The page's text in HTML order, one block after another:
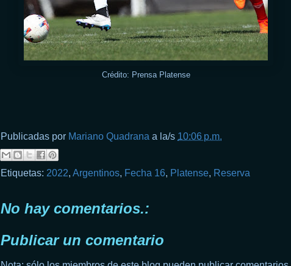
Crédito: Prensa Platense
Publicadas por Mariano Quadrana a la/s 10:06 p.m.
Etiquetas: 2022, Argentinos, Fecha 16, Platense, Reserva
No hay comentarios.:
Publicar un comentario